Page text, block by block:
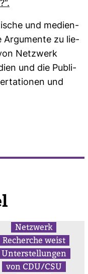
und medi­en­
Argu­mente zu lie­
Netz­werk
und die Publi­
und
Netz­werk
Recherche weist
Unter­stel­lungen
von CDU/CSU